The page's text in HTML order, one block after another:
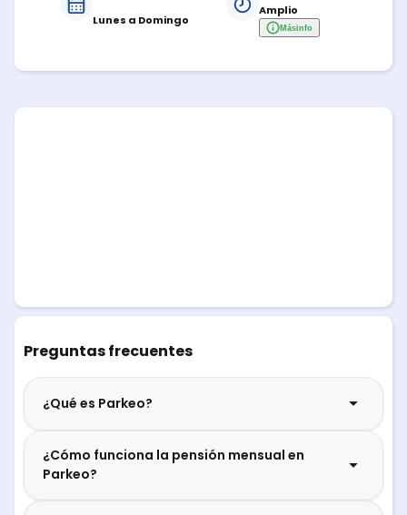
Lunes a Domingo
Amplio
Másinfo
Preguntas frecuentes
¿Qué es Parkeo?
¿Cómo funciona la pensión mensual en
Parkeo?